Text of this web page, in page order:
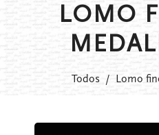
LOMO
Todos / Lomo